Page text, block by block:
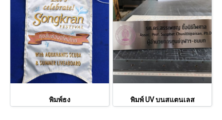
พิมพ์ธง พิมพ์ UV บนสแตนเลส